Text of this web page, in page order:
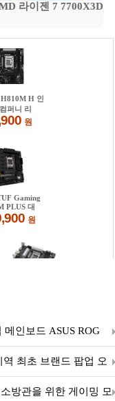
라이젠 7 7700X3D
메인보드 ASUS ROG
정 최초 브랜드 팝업 오
방관을 위한 게이밍 모